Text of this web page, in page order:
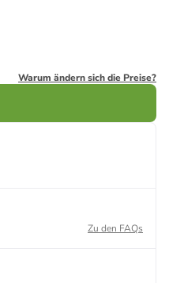
Warum ändern sich die Preise?
Zu den FAQs